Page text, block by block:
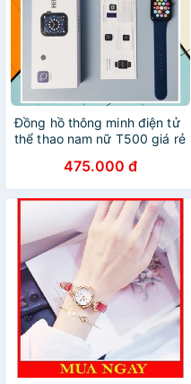
Đồng hồ thông minh điện tử
thể thao nam nữ T500 giá rẻ
kèm chống nước phiên bản
giới hạn
475.000 đ